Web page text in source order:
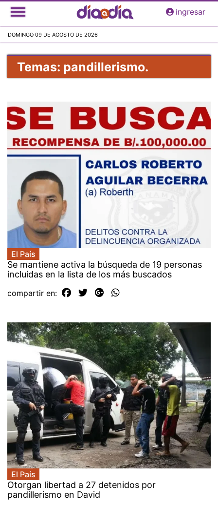
Pasar
al
principal
ingresar
DOMINGO 09 DE AGOSTO DE 2026
Temas: pandillerismo.
El País
Se mantiene activa la búsqueda de 19 personas
incluidas en la lista de los más buscados
compartir en:
El País
Otorgan libertad a 27 detenidos por
pandillerismo en David